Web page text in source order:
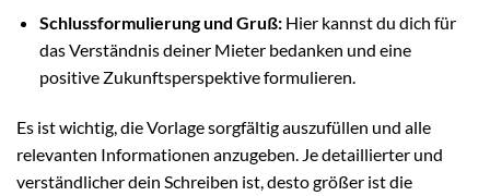
Schlussformulierung und Gruß:Hier kannst du dich für
das Verständnis deiner Mieter bedanken und eine
positive Zukunftsperspektive formulieren.
Es ist wichtig, die Vorlage sorgfältig auszufüllen und alle
relevanten Informationen anzugeben. Je detaillierter und
verständlicher dein Schreiben ist, desto größer ist die